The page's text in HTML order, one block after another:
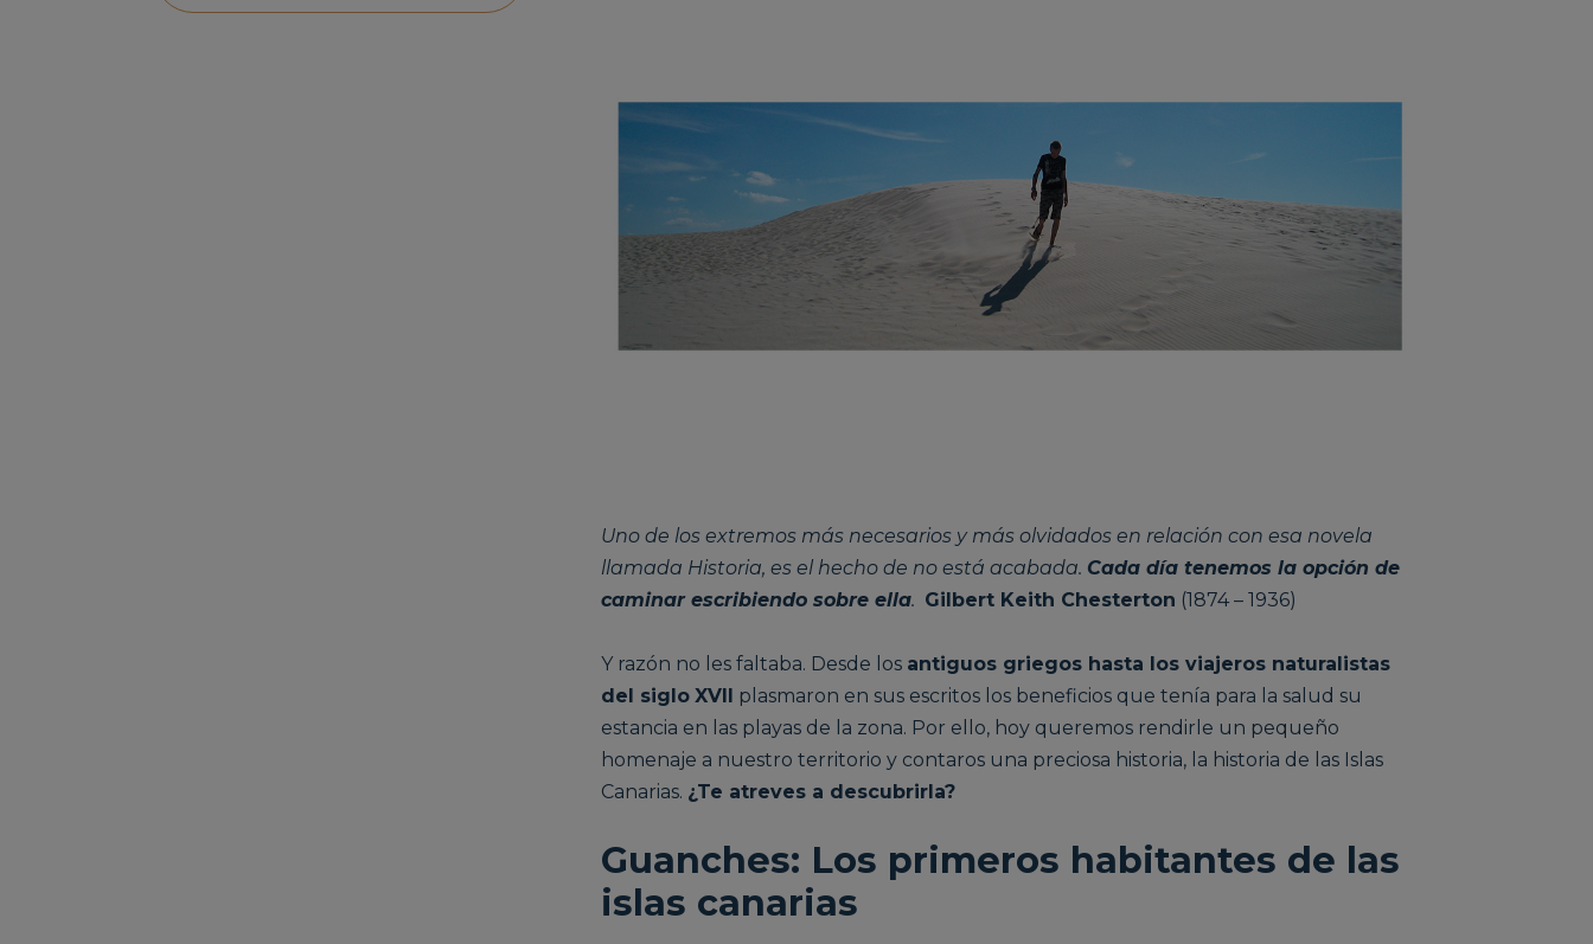
Uno de los extremos más necesarios y más olvidados en relación con esa novela
llamada Historia, es el hecho de no está acabada. Cada día tenemos la opción de
caminar escribiendo sobre ella. Gilbert Keith Chesterton (1874 – 1936)
Y razón no les faltaba. Desde los antiguos griegos hasta los viajeros naturalistas
del siglo XVII
plasmaron en sus escritos los beneficios que tenía para la salud su
estancia en las playas de la zona. Por ello, hoy queremos rendirle un pequeño
homenaje a nuestro territorio y contaros una preciosa historia, la historia de las Islas
Canarias. ¿Te atreves a descubrirla?
Guanches: Los primeros habitantes de las
islas canarias